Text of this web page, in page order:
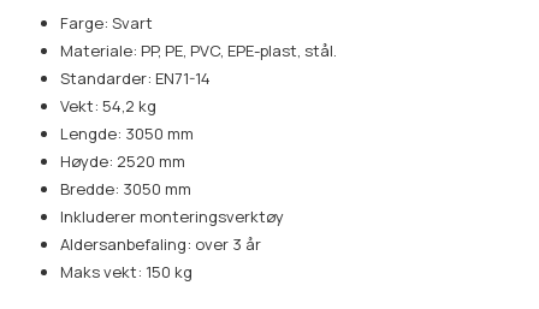
Farge: Svart
Materiale: PP, PE, PVC, EPE-plast, stål.
Standarder: EN71-14
Vekt: 54,2 kg
Lengde: 3050 mm
Høyde: 2520 mm
Bredde: 3050 mm
Inkluderer monteringsverktøy
Aldersanbefaling: over 3 år
Maks vekt: 150 kg